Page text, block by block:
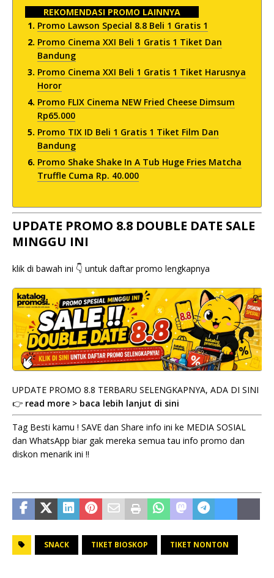
REKOMENDASI PROMO LAINNYA
Promo Lawson Special 8.8 Beli 1 Gratis 1
Promo Cinema XXI Beli 1 Gratis 1 Tiket Dan
Bandung
Promo Cinema XXI Beli 1 Gratis 1 Tiket Harusnya
Horor
Promo FLIX Cinema NEW Fried Cheese Dimsum
Rp65.000
Promo TIX ID Beli 1 Gratis 1 Tiket Film Dan
Bandung
Promo Shake Shake In A Tub Huge Fries Matcha
Truffle Cuma Rp. 40.000
UPDATE PROMO 8.8 DOUBLE DATE SALE
MINGGU INI
klik di bawah ini 👇 untuk daftar promo lengkapnya
UPDATE PROMO 8.8 TERBARU SELENGKAPNYA, ADA DI SINI
👉 read more > baca lebih lanjut di sini
Tag Besti kamu ! SAVE dan Share info ini ke MEDIA SOSIAL
dan WhatsApp biar gak mereka semua tau info promo dan
diskon menarik ini !!
SNACK TIKET BIOSKOP TIKET NONTON